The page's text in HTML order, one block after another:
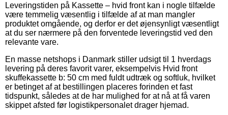
Leveringstiden på Kassette – hvid front kan i nogle tilfælde
være temmelig væsentlig i tilfælde af at man mangler
produktet omgående, og derfor er det øjensynligt væsentligt
at du ser nærmere på den forventede leveringstid ved den
relevante vare.
En masse netshops i Danmark stiller udsigt til 1 hverdags
levering på deres favorit varer, eksempelvis Hvid front
skuffekassette b: 50 cm med fuldt udtræk og softluk, hvilket
er betinget af at bestillingen placeres forinden et fast
tidspunkt, således at de har mulighed for at nå at få varen
skippet afsted før logistikpersonalet drager hjemad.